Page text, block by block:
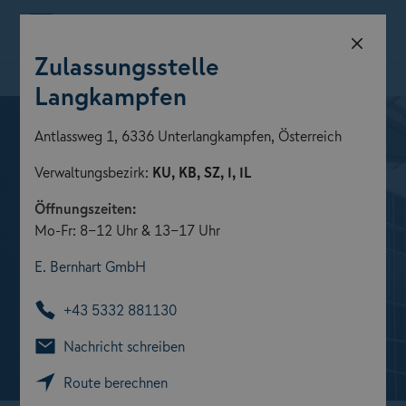
Zulassungsstelle finden
Zulassungsstellen der GARANTA
Zulassungsstelle
Langkampfen
Antlassweg 1, 6336 Unterlangkampfen, Österreich
Verwaltungsbezirk: KU, KB, SZ, I, IL
Öffnungszeiten:
Mo-Fr: 8-12 Uhr & 13-17 Uhr
E. Bernhart GmbH
+43 5332 881130
Nachricht schreiben
Route berechnen